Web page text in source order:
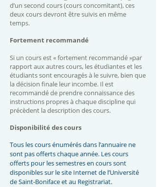
d’un second cours (cours concomitant), ces
deux cours devront être suivis en même
temps.
Fortement recommandé
Si un cours est « fortement recommandé »par
rapport aux autres cours, les étudiantes et les
étudiants sont encouragés à le suivre, bien que
la décision finale leur incombe. Il est
recommandé de prendre connaissance des
instructions propres à chaque discipline qui
précèdent la description des cours.
Disponibilité des cours
Tous les cours énumérés dans l’annuaire ne
sont pas offerts chaque année. Les cours
offerts pour les semestres en cours sont
disponibles sur lesite Internet de l’Université
de Saint-Bonifaceet au Registrariat.